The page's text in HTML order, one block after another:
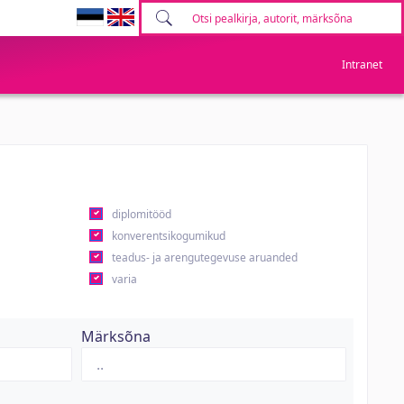
Intranet
diplomitööd
konverentsikogumikud
teadus- ja arengutegevuse aruanded
varia
Märksõna